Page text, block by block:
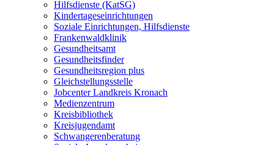
Hilfsdienste (KatSG)
Kindertageseinrichtungen
Soziale Einrichtungen, Hilfsdienste
Frankenwaldklinik
Gesundheitsamt
Gesundheitsfinder
Gesundheitsregion plus
Gleichstellungsstelle
Jobcenter Landkreis Kronach
Medienzentrum
Kreisbibliothek
Kreisjugendamt
Schwangerenberatung